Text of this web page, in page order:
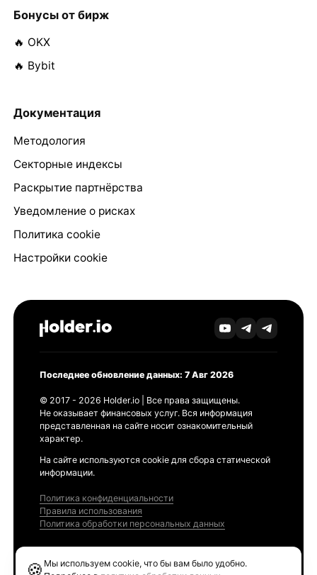
Бонусы от бирж
🔥 OKX
🔥 Bybit
Документация
Методология
Секторные индексы
Раскрытие партнёрства
Уведомление о рисках
Политика cookie
Настройки cookie
Последнее обновление данных: 7 Авг 2026
© 2017 - 2026 Holder.io | Все права защищены.
Не оказывает финансовых услуг. Вся информация
представленная на сайте носит ознакомительный
характер.
На сайте используются cookie для сбора статической
информации.
Политика конфиденциальности
Правила использования
Политика обработки персональных данных
🍪 Мы используем cookie, что бы вам было удобно.